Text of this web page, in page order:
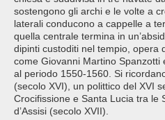
sostengono gli archi e le volte a
laterali conducono a cappelle a
quella centrale termina in
dipinti custoditi nel tempio, opera
come Giovanni Martino
al periodo 1550-1560. Si
(secolo XVI), un polittico del XVI
Crocifissione e Santa Lucia tra le
d’Assisi (secolo XVII).